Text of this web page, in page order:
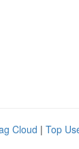
Cloud | Top